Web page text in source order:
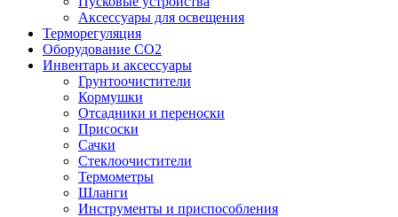
Аксессуары для освещения
Терморегуляция
Оборудование CO2
Инвентарь и аксессуары
Грунтоочистители
Кормушки
Отсадники и переноски
Присоски
Сачки
Стеклоочистители
Термометры
Шланги
Инструменты и приспособления